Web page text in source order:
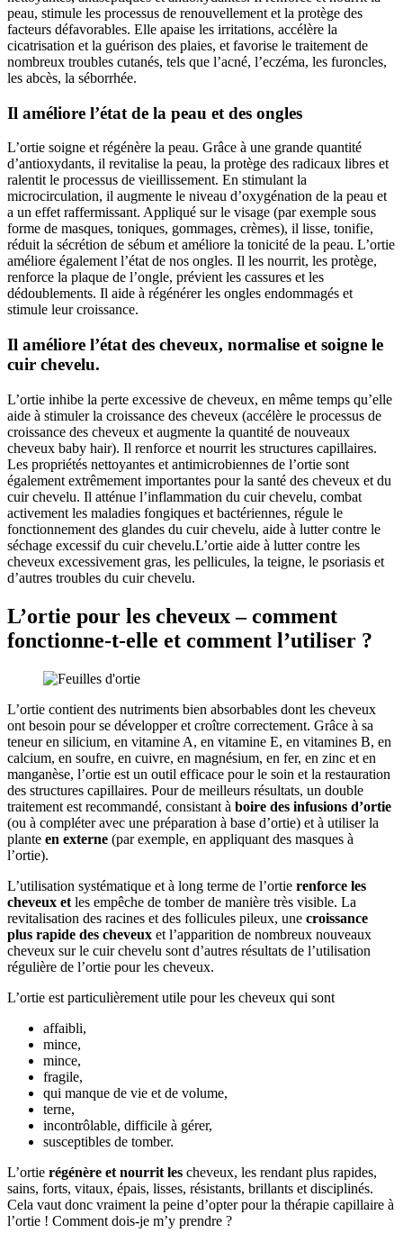
peau, stimule les processus de renouvellement et la protège des
facteurs défavorables. Elle apaise les irritations, accélère la
cicatrisation et la guérison des plaies, et favorise le traitement de
nombreux troubles cutanés, tels que l’acné, l’eczéma, les furoncles,
les abcès, la séborrhée.
Il améliore l’état de la peau et des ongles
L’ortie soigne et régénère la peau. Grâce à une grande quantité
d’antioxydants, il revitalise la peau, la protège des radicaux libres et
ralentit le processus de vieillissement. En stimulant la
microcirculation, il augmente le niveau d’oxygénation de la peau et
a un effet raffermissant. Appliqué sur le visage (par exemple sous
forme de masques, toniques, gommages, crèmes), il lisse, tonifie,
réduit la sécrétion de sébum et améliore la tonicité de la peau. L’ortie
améliore également l’état de nos ongles. Il les nourrit, les protège,
renforce la plaque de l’ongle, prévient les cassures et les
dédoublements. Il aide à régénérer les ongles endommagés et
stimule leur croissance.
Il améliore l’état des cheveux, normalise et soigne le
cuir chevelu.
L’ortie inhibe la perte excessive de cheveux, en même temps qu’elle
aide à stimuler la croissance des cheveux (accélère le processus de
croissance des cheveux et augmente la quantité de nouveaux
cheveux baby hair). Il renforce et nourrit les structures capillaires.
Les propriétés nettoyantes et antimicrobiennes de l’ortie sont
également extrêmement importantes pour la santé des cheveux et du
cuir chevelu. Il atténue l’inflammation du cuir chevelu, combat
activement les maladies fongiques et bactériennes, régule le
fonctionnement des glandes du cuir chevelu, aide à lutter contre le
séchage excessif du cuir chevelu.L’ortie aide à lutter contre les
cheveux excessivement gras, les pellicules, la teigne, le psoriasis et
d’autres troubles du cuir chevelu.
L’ortie pour les cheveux – comment
fonctionne-t-elle et comment l’utiliser ?
L’ortie contient des nutriments bien absorbables dont les cheveux
ont besoin pour se développer et croître correctement. Grâce à sa
teneur en silicium, en vitamine A, en vitamine E, en vitamines B, en
calcium, en soufre, en cuivre, en magnésium, en fer, en zinc et en
manganèse, l’ortie est un outil efficace pour le soin et la restauration
des structures capillaires. Pour de meilleurs résultats, un double
traitement est recommandé, consistant à boire des infusions d’ortie
(ou à compléter avec une préparation à base d’ortie) et à utiliser la
plante en externe (par exemple, en appliquant des masques à
l’ortie).
L’utilisation systématique et à long terme de l’ortie renforce les
cheveux et les empêche de tomber de manière très visible. La
revitalisation des racines et des follicules pileux, une croissance
plus rapide des cheveux et l’apparition de nombreux nouveaux
cheveux sur le cuir chevelu sont d’autres résultats de l’utilisation
régulière de l’ortie pour les cheveux.
L’ortie est particulièrement utile pour les cheveux qui sont
affaibli,
mince,
mince,
fragile,
qui manque de vie et de volume,
terne,
incontrôlable, difficile à gérer,
susceptibles de tomber.
L’ortie régénère et nourrit les cheveux, les rendant plus rapides,
sains, forts, vitaux, épais, lisses, résistants, brillants et disciplinés.
Cela vaut donc vraiment la peine d’opter pour la thérapie capillaire à
l’ortie ! Comment dois-je m’y prendre ?